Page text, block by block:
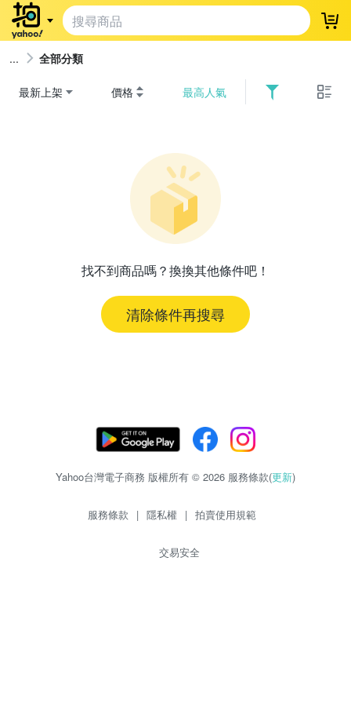
登
全部分類
最新上架 價格 最高人氣
找不到商品嗎？換換其他條件吧！
清除條件再搜尋
Yahoo台灣電子商務 版權所有 © 2026 服務條款(更新)
服務條款 | 隱私權 | 拍賣使用規範
交易安全